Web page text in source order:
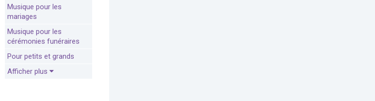
Musique pour les
mariages
Musique pour les
cérémonies funéraires
Pour petits et grands
Afficher plus